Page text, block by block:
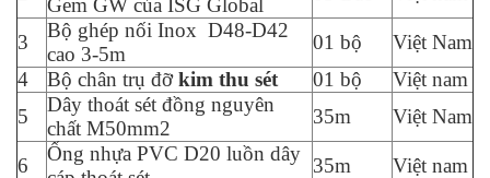
3
Bộ ghép nối Inox D48-D42
cao 3-5m
01 bộ
Việt Nam
4
Bộ chân trụ đỡkim thu sét 01 bộ
Việt nam
5
Dây thoát sét đồng nguyên
chất M50mm2
35m Việt Nam
6
Ống nhựa PVC D20 luồn dây
35m Việt nam